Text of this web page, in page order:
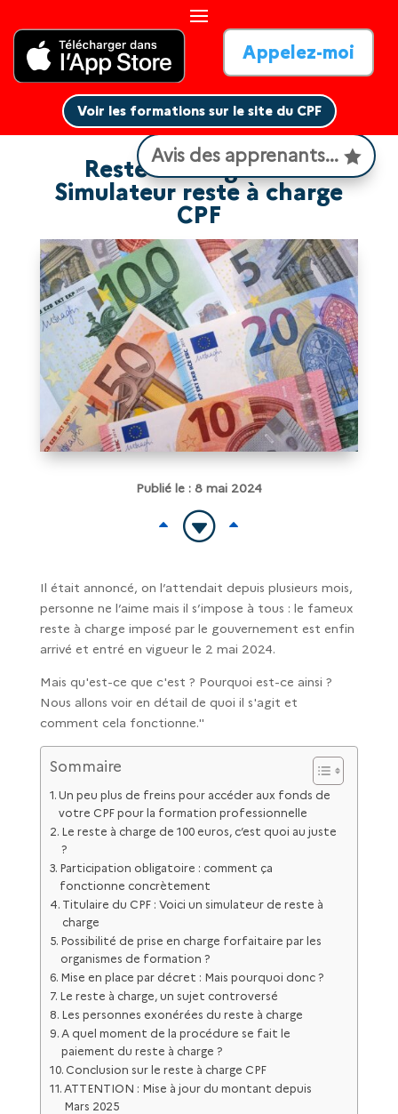
Avis des apprenants...
Appelez-moi
Voir les formations sur le site du CPF
Voir les formations sur le site du CPF
Reste à charge CPF :
Simulateur reste à charge
CPF
Publié le : 8 mai 2024
B G B
Il était annoncé, on l’attendait depuis plusieurs mois,
personne ne l’aime mais il s’impose à tous : le fameux
reste à charge imposé par le gouvernement est enfin
arrivé et entré en vigueur le 2 mai 2024.
Mais qu'est-ce que c'est ? Pourquoi est-ce ainsi ?
Nous allons voir en détail de quoi il s'agit et
comment cela fonctionne."
Sommaire
Un peu plus de freins pour accéder aux fonds de
votre CPF pour la formation professionnelle
Le reste à charge de 100 euros, c’est quoi au juste
?
Participation obligatoire : comment ça
fonctionne concrètement
Titulaire du CPF : Voici un simulateur de reste à
charge
Possibilité de prise en charge forfaitaire par les
organismes de formation ?
Mise en place par décret : Mais pourquoi donc ?
Le reste à charge, un sujet controversé
Les personnes exonérées du reste à charge
A quel moment de la procédure se fait le
paiement du reste à charge ?
Conclusion sur le reste à charge CPF
ATTENTION : Mise à jour du montant depuis
Mars 2025